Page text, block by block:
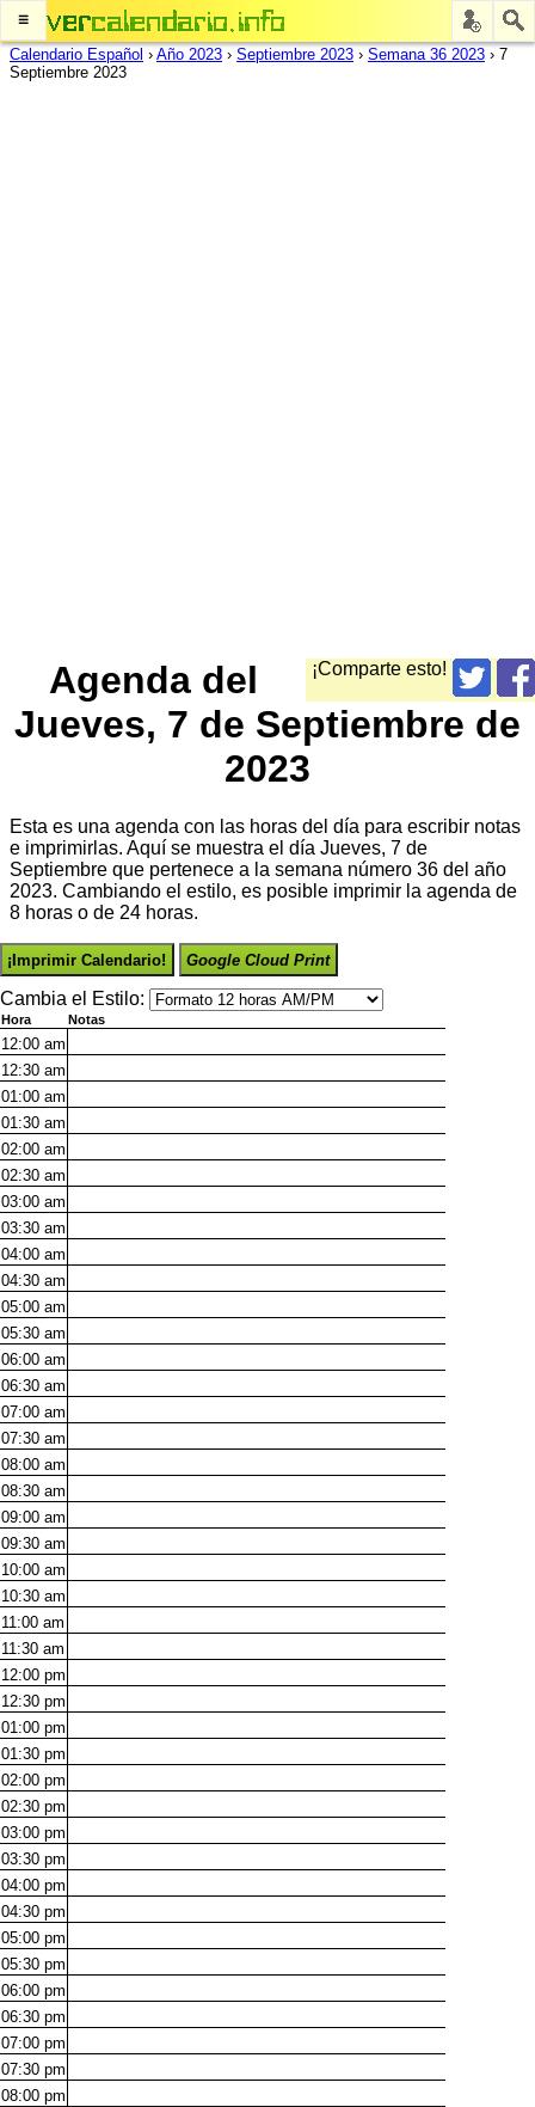
≡
Calendario Español › Año 2023 › Septiembre 2023 › Semana 36 2023 › 7
Septiembre 2023
¡Comparte esto!
Agenda del
Jueves, 7 de Septiembre de
2023
Esta es una agenda con las horas del día para escribir notas
e imprimirlas. Aquí se muestra el día Jueves, 7 de
Septiembre que pertenece a la semana número 36 del año
2023. Cambiando el estilo, es posible imprimir la agenda de
8 horas o de 24 horas.
¡Imprimir Calendario! Google Cloud Print
Cambia el Estilo:
Hora Notas
12:00 am
12:30 am
01:00 am
01:30 am
02:00 am
02:30 am
03:00 am
03:30 am
04:00 am
04:30 am
05:00 am
05:30 am
06:00 am
06:30 am
07:00 am
07:30 am
08:00 am
08:30 am
09:00 am
09:30 am
10:00 am
10:30 am
11:00 am
11:30 am
12:00 pm
12:30 pm
01:00 pm
01:30 pm
02:00 pm
02:30 pm
03:00 pm
03:30 pm
04:00 pm
04:30 pm
05:00 pm
05:30 pm
06:00 pm
06:30 pm
07:00 pm
07:30 pm
08:00 pm